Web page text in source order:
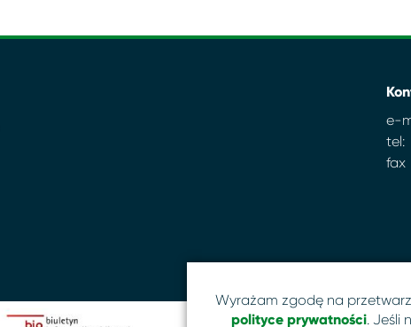
e-
tel:
fax
Wyrażam zgodę na
polityce prywatności. Jeśli